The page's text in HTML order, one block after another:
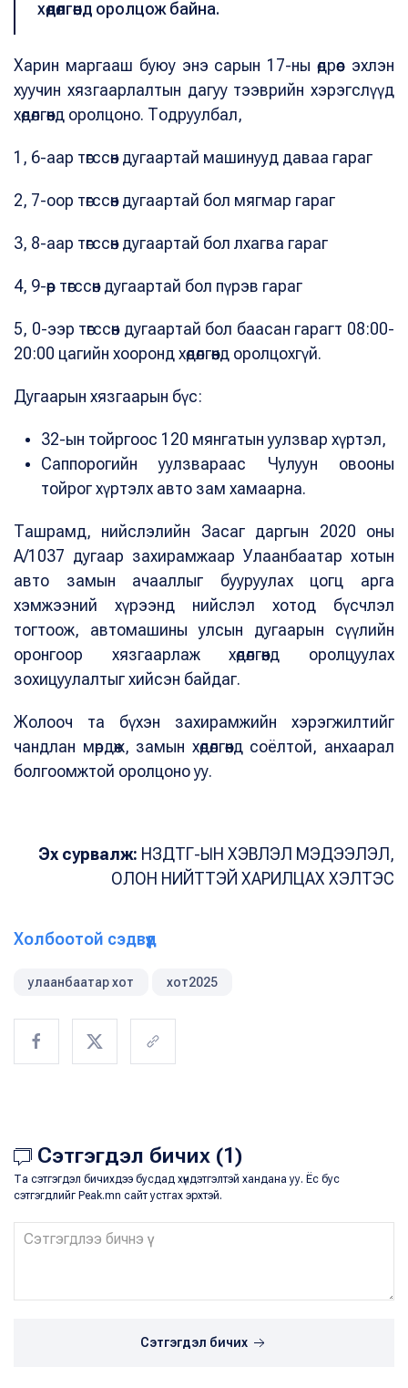
хөдөлгөөнд оролцож байна.
Харин маргааш буюу энэ сарын 17-ны өдрөөс эхлэн
хуучин хязгаарлалтын дагуу тээврийн хэрэгслүүд
хөдөлгөөнд оролцоно. Тодруулбал,
1, 6-аар төгссөн дугаартай машинууд даваа гараг
2, 7-оор төгссөн дугаартай бол мягмар гараг
3, 8-аар төгссөн дугаартай бол лхагва гараг
4, 9-өөр төгссөн дугаартай бол пүрэв гараг
5, 0-ээр төгссөн дугаартай бол баасан гарагт 08:00-
20:00 цагийн хооронд хөдөлгөөнд оролцохгүй.
Дугаарын хязгаарын бүс:
32-ын тойргоос 120 мянгатын уулзвар хүртэл,
Саппорогийн уулзвараас Чулуун овооны
тойрог хүртэлх авто зам хамаарна.
Ташрамд, нийслэлийн Засаг даргын 2020 оны
А/1037 дугаар захирамжаар Улаанбаатар хотын
авто замын ачааллыг бууруулах цогц арга
хэмжээний хүрээнд нийслэл хотод бүсчлэл
тогтоож, автомашины улсын дугаарын сүүлийн
оронгоор хязгаарлаж хөдөлгөөнд оролцуулах
зохицуулалтыг хийсэн байдаг.
Жолооч та бүхэн захирамжийн хэрэгжилтийг
чандлан мөрдөж, замын хөдөлгөөнд соёлтой, анхаарал
болгоомжтой оролцоно уу.
Эх сурвалж: НЗДТГ-ЫН ХЭВЛЭЛ МЭДЭЭЛЭЛ,
ОЛОН НИЙТТЭЙ ХАРИЛЦАХ ХЭЛТЭС
Холбоотой сэдвүүд
улаанбаатар хот хот2025
Сэтгэгдэл бичих (1)
Та сэтгэгдэл бичихдээ бусдад хүндэтгэлтэй хандана уу. Ёс бус
сэтгэгдлийг Peak.mn сайт устгах эрхтэй.
Сэтгэгдэл бичих